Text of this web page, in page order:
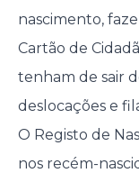
nascimento,
Cartão de
tenham de sair
deslocações e
O Registo de
nos recém-